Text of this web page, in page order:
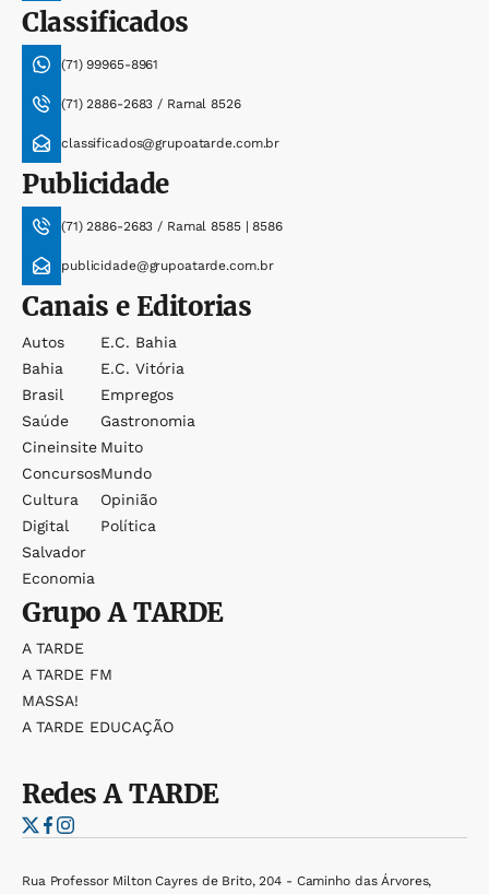
Classificados
(71) 99965-8961
(71) 2886-2683 / Ramal 8526
classificados@grupoatarde.com.br
Publicidade
(71) 2886-2683 / Ramal 8585 | 8586
publicidade@grupoatarde.com.br
Canais e Editorias
Autos
Bahia
Brasil
Saúde
Cineinsite
Concursos
Cultura
Digital
Salvador
Economia
E.c. Bahia
E.c. Vitória
Empregos
Gastronomia
Muito
Mundo
Opinião
Política
GrupoA TARDE
A TARDE
A TARDE FM
MASSA!
A TARDE EDUCAÇÃO
RedesA TARDE
Rua Professor Milton Cayres de Brito, 204 - Caminho das Árvores,